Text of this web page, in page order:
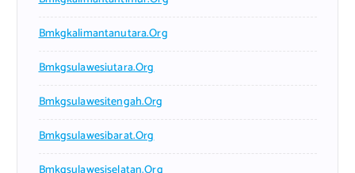
Bmkgkalimantanutara.org
Bmkgsulawesiutara.org
Bmkgsulawesitengah.org
Bmkgsulawesibarat.org